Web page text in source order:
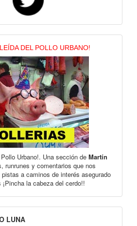
DEL POLLO URBANO!
Urbano!. Una sección de Martín
runrunes y comentarios que nos
a caminos de interés asegurado
la cabeza del cerdo!!
LUNA